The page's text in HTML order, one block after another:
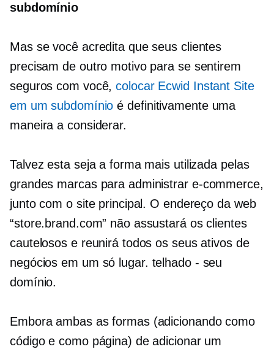
subdomínio
Mas se você acredita que seus clientes
precisam de outro motivo para se sentirem
seguros com você,colocar Ecwid Instant Site
em um subdomínio é definitivamente uma
maneira a considerar.
Talvez esta seja a forma mais utilizada pelas
grandes marcas para administrar e-commerce,
junto com o site principal. O endereço da web
“store.brand.com” não assustará os clientes
cautelosos e reunirá todos os seus ativos de
negócios em um só lugar. telhado - seu
domínio.
Embora ambas as formas (adicionando como
código e como página) de adicionar um